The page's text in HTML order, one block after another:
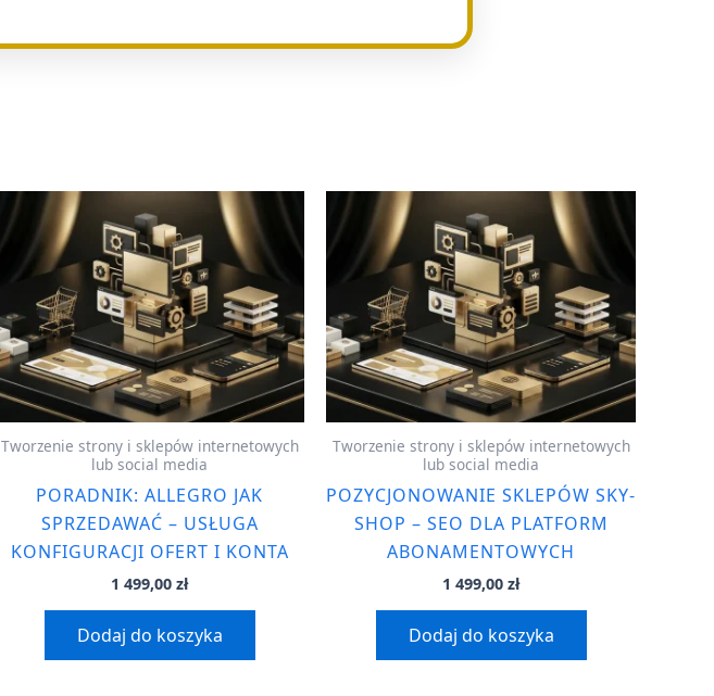
Tworzenie strony i sklepów internetowych
lub social media
PORADNIK: ALLEGRO JAK
SPRZEDAWAĆ – USŁUGA
KONFIGURACJI OFERT I KONTA
1 499,00 zł
Dodaj do koszyka
Tworzenie strony i sklepów internetowych
lub social media
POZYCJONOWANIE SKLEPÓW SKY-
SHOP – SEO DLA PLATFORM
ABONAMENTOWYCH
1 499,00 zł
Dodaj do koszyka